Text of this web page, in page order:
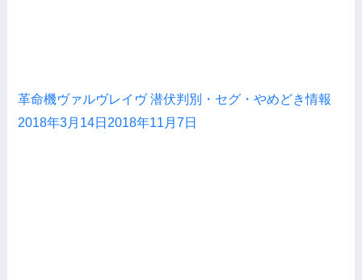
革命機ヴァルヴレイヴ 潜伏判別・セグ・やめどき情報
2018年3月14日 2018年11月7日